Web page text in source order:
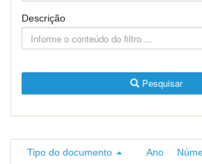
Descrição
Pesquisar
Tipo do documento Ano